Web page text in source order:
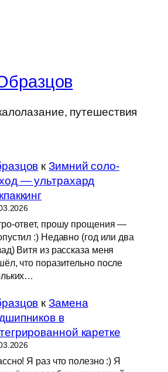
путешествия
кЗимний соло-
— ультрахард
ответ, прошу прощения —
:) Недавно (год или два
Витя из рассказа меня
что поразительно после
кЗамена
в
каретке
Я раз что полезно :) Я